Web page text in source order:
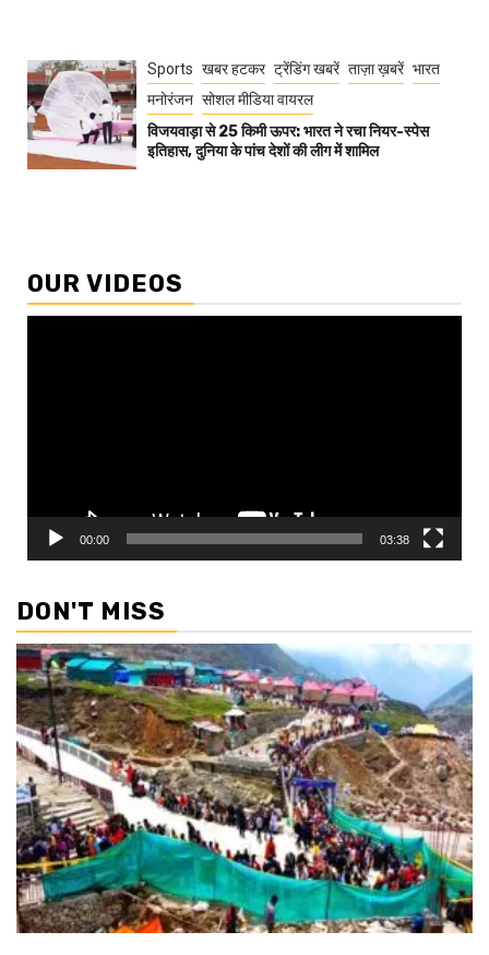
Sports खबर हटकर ट्रेंडिंग खबरें ताज़ा ख़बरें भारत
मनोरंजन सोशल मीडिया वायरल
विजयवाड़ा से 25 किमी ऊपर: भारत ने रचा नियर-स्पेस
इतिहास, दुनिया के पांच देशों की लीग में शामिल
OUR VIDEOS
00:00 03:38
DON'T MISS